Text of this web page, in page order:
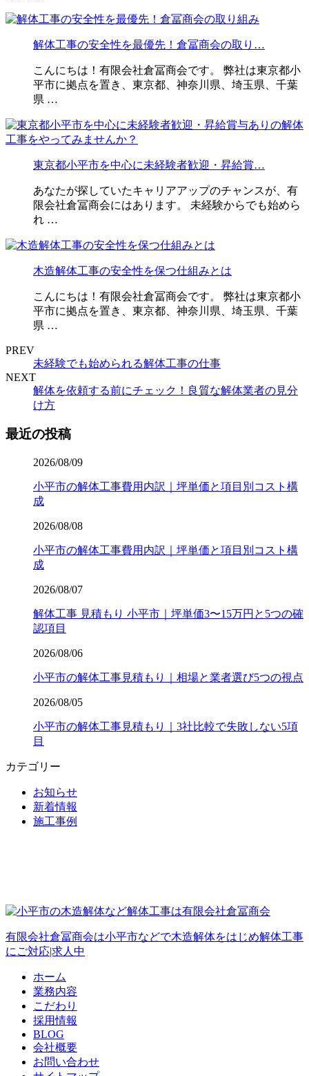
解体工事の安全性を最優先！倉冨商会の取り…
こんにちは！有限会社倉冨商会です。 弊社は東京都小
平市に拠点を置き、東京都、神奈川県、埼玉県、千葉
県 …
東京都小平市を中心に未経験者歓迎・昇給賞…
あなたが探していたキャリアアップのチャンスが、有
限会社倉冨商会にはあります。 未経験からでも始めら
れ …
木造解体工事の安全性を保つ仕組みとは
こんにちは！有限会社倉冨商会です。 弊社は東京都小
平市に拠点を置き、東京都、神奈川県、埼玉県、千葉
県 …
PREV
未経験でも始められる解体工事の仕事
NEXT
解体を依頼する前にチェック！良質な解体業者の見分
け方
最近の投稿
2026/08/09
小平市の解体工事費用内訳｜坪単価と項目別コスト構
成
2026/08/08
小平市の解体工事費用内訳｜坪単価と項目別コスト構
成
2026/08/07
解体工事 見積もり 小平市｜坪単価3〜15万円と5つの確
認項目
2026/08/06
小平市の解体工事見積もり｜相場と業者選び5つの視点
2026/08/05
小平市の解体工事見積もり｜3社比較で失敗しない5項
目
カテゴリー
お知らせ
新着情報
施工事例
有限会社倉冨商会は小平市などで木造解体をはじめ解体工事
にご対応|求人中
ホーム
業務内容
こだわり
採用情報
BLOG
会社概要
お問い合わせ